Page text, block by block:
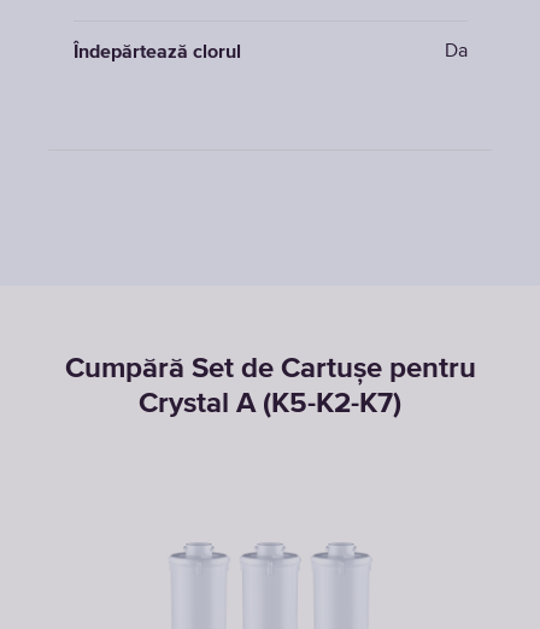
Îndepărtează clorul Da
Cumpără Set de Cartușe pentru
Crystal A (K5-K2-K7)